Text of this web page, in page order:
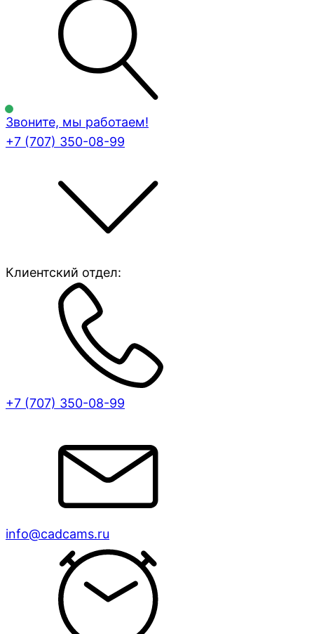
Звоните, мы работаем!
+7 (707) 350-08-99
Клиентский отдел:
+7 (707) 350-08-99
info@cadcams.ru